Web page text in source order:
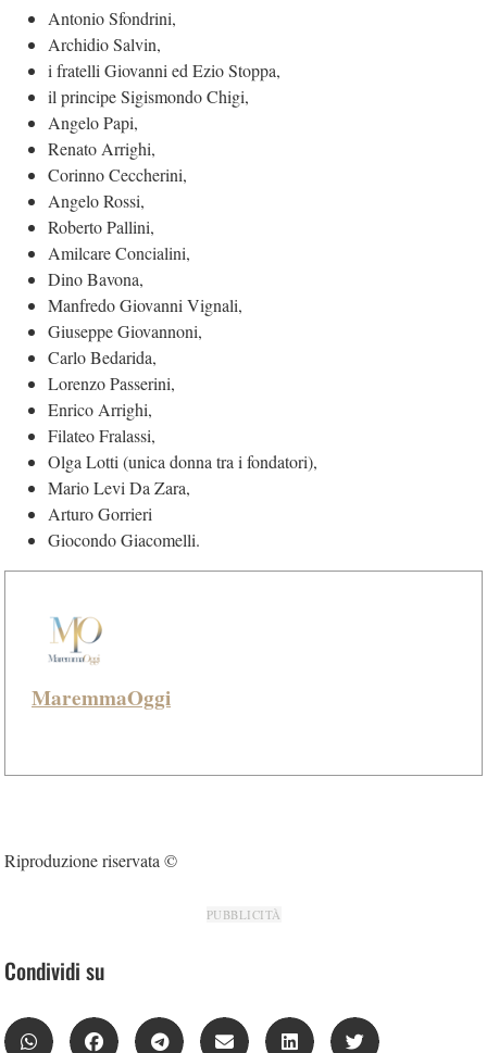
Antonio Sfondrini,
Archidio Salvin,
i fratelli Giovanni ed Ezio Stoppa,
il principe Sigismondo Chigi,
Angelo Papi,
Renato Arrighi,
Corinno Ceccherini,
Angelo Rossi,
Roberto Pallini,
Amilcare Concialini,
Dino Bavona,
Manfredo Giovanni Vignali,
Giuseppe Giovannoni,
Carlo Bedarida,
Lorenzo Passerini,
Enrico Arrighi,
Filateo Fralassi,
Olga Lotti (unica donna tra i fondatori),
Mario Levi Da Zara,
Arturo Gorrieri
Giocondo Giacomelli.
MaremmaOggi
Riproduzione riservata ©
PUBBLICITÀ
Condividi su